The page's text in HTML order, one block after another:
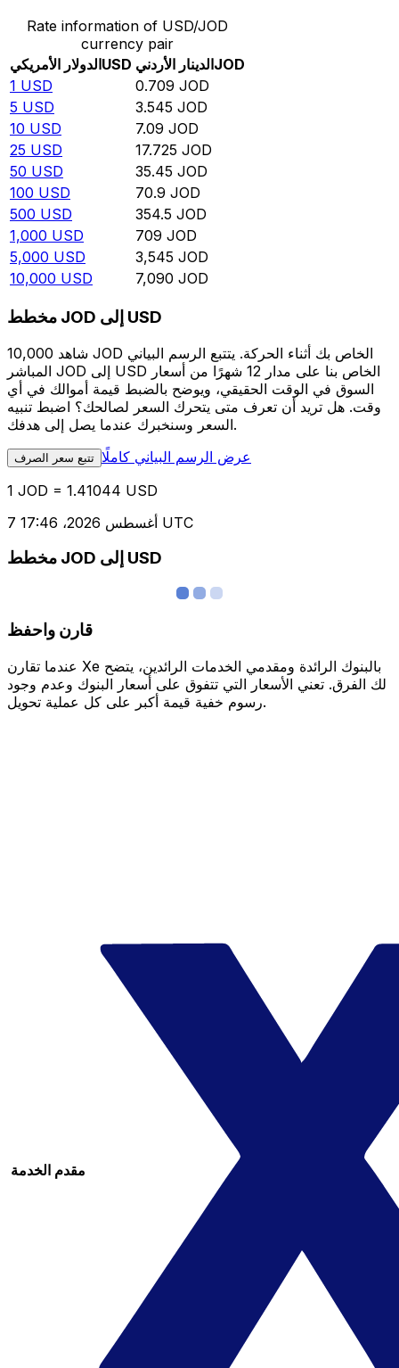
Rate information of USD/JOD
currency pair
الدولار الأمريكيUSD الدينار الأردنيJOD
1 USD 0.709 JOD
5 USD 3.545 JOD
10 USD 7.09 JOD
25 USD 17.725 JOD
50 USD 35.45 JOD
100 USD 70.9 JOD
500 USD 354.5 JOD
1,000 USD 709 JOD
5,000 USD 3,545 JOD
10,000 USD 7,090 JOD
مخطط JOD إلى USD
شاهد 10,000 JOD الخاص بك أثناء الحركة. يتتبع الرسم البياني
المباشر JOD إلى USD الخاص بنا على مدار 12 شهرًا من أسعار
السوق في الوقت الحقيقي، ويوضح بالضبط قيمة أموالك في أي
وقت. هل تريد أن تعرف متى يتحرك السعر لصالحك؟ اضبط تنبيه
السعر وسنخبرك عندما يصل إلى هدفك.
تتبع سعر الصرف عرض الرسم البياني كاملًا
1 JOD = 1.41044 USD
7 أغسطس 2026، 17:46 UTC
مخطط JOD إلى USD
قارن واحفظ
عندما تقارن Xe بالبنوك الرائدة ومقدمي الخدمات الرائدين، يتضح
لك الفرق. تعني الأسعار التي تتفوق على أسعار البنوك وعدم وجود
رسوم خفية قيمة أكبر على كل عملية تحويل.
مقدم الخدمة